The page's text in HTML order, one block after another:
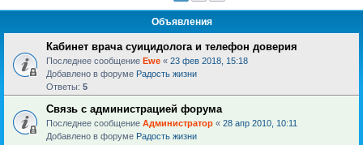
Объявления
Кабинет врача суицидолога и телефон доверия
Последнее сообщение Ewe « 23 фев 2018, 15:18
Добавлено в форуме Радость жизни
Ответы: 5
Связь с администрацией форума
Последнее сообщение Администратор « 28 апр 2010, 10:11
Добавлено в форуме Радость жизни